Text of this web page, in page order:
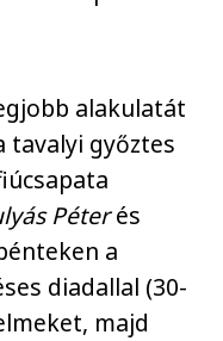
alakulatát
tavalyi győztes
Péterés
a
diadallal (30-
majd